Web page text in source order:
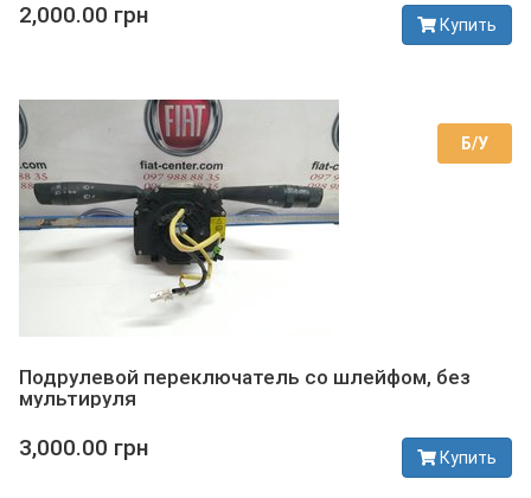
2,000.00 грн Купить
Б/У
Подрулевой переключатель со шлейфом, без
мультируля
3,000.00 грн Купить